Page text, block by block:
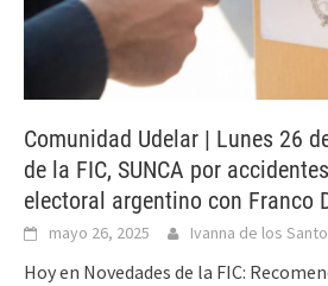
Comunidad Udelar | Lunes 26
de la FIC, SUNCA por
electoral argentino con Franco
mayo 26, 2025 Ivanna de los
Hoy en Novedades de la FIC: